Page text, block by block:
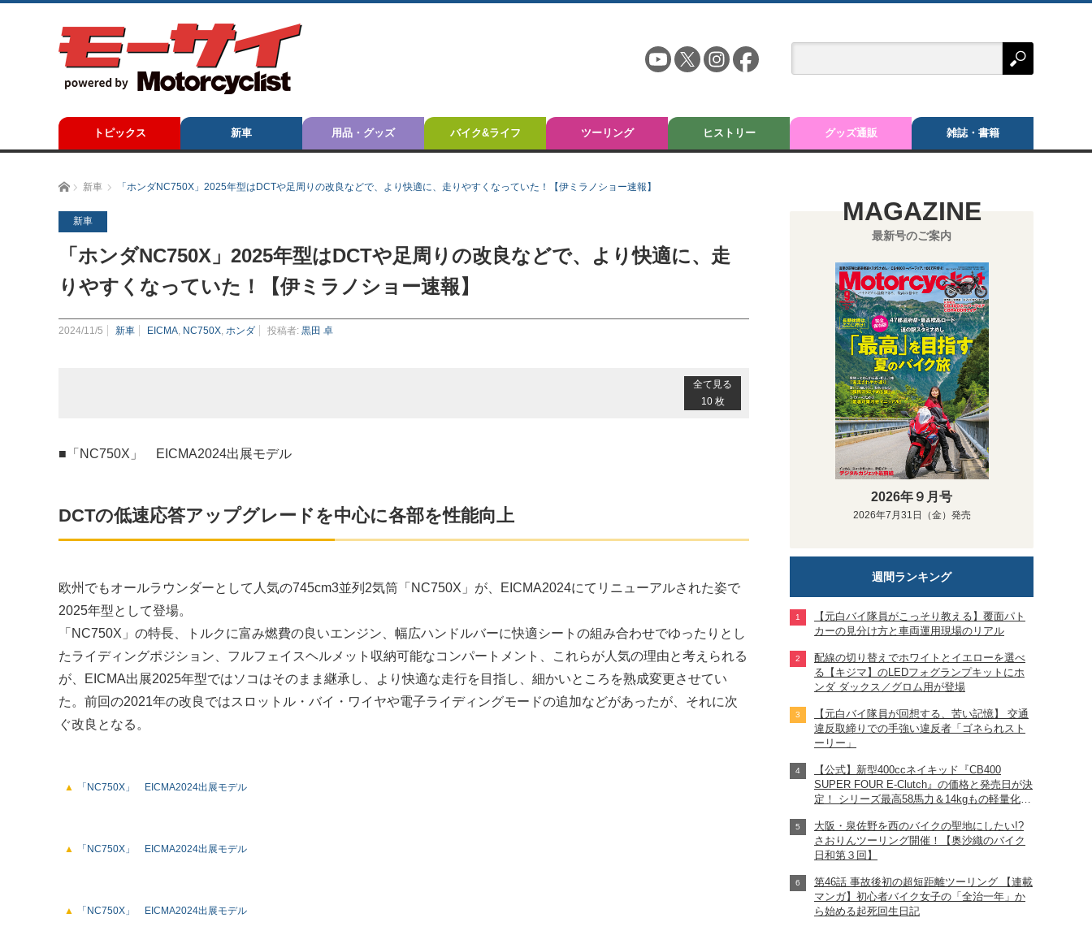
トピックス 新車 用品・グッズ バイク&ライフ ツーリング ヒストリー グッズ通販 雑誌・書籍
ホーム新車 「ホンダNC750X」2025年型はDCTや足周りの改良などで、より快適に、走りやすくなっていた！【伊ミラノショー速報】
新車
「ホンダNC750X」2025年型はDCTや足周りの改良などで、より快適に、走
りやすくなっていた！【伊ミラノショー速報】
2024/11/5 新車 EICMA NC750X ホンダ 投稿者: 黒田 卓
全て見る
10 枚
■「NC750X」 EICMA2024出展モデル
DCTの低速応答アップグレードを中心に各部を性能向上
欧州でもオールラウンダーとして人気の745cm3並列2気筒「NC750X」が、EICMA2024にてリニューアルされた姿で
2025年型として登場。
「NC750X」の特長、トルクに富み燃費の良いエンジン、幅広ハンドルバーに快適シートの組み合わせでゆったりとし
たライディングポジション、フルフェイスヘルメット収納可能なコンパートメント、これらが人気の理由と考えられる
が、EICMA出展2025年型ではソコはそのまま継承し、より快適な走行を目指し、細かいところを熟成変更させてい
た。前回の2021年の改良ではスロットル・バイ・ワイヤや電子ライディングモードの追加などがあったが、それに次
ぐ改良となる。
「NC750X」 EICMA2024出展モデル
「NC750X」 EICMA2024出展モデル
「NC750X」 EICMA2024出展モデル
MAGAZINE
最新号のご案内
2026年９月号
2026年7月31日（金）発売
週間ランキング
【元白バイ隊員がこっそり教える】覆面パト
カーの見分け方と車両運用現場のリアル
配線の切り替えでホワイトとイエローを選べ
る【キジマ】のLEDフォグランプキットにホ
ンダ ダックス／グロム用が登場
【元白バイ隊員が回想する、苦い記憶】 交通
違反取締りでの手強い違反者「ゴネられスト
ーリー」
【公式】新型400ccネイキッド『CB400
SUPER FOUR E-Clutch』の価格と発売日が決
定！ シリーズ最高58馬力＆14kgもの軽量化!?
【Honda2026新車ニュース】
大阪・泉佐野を西のバイクの聖地にしたい!?
さおりんツーリング開催！【奥沙織のバイク
日和第３回】
第46話 事故後初の超短距離ツーリング 【連載
マンガ】初心者バイク女子の「全治一年」か
ら始める起死回生日記